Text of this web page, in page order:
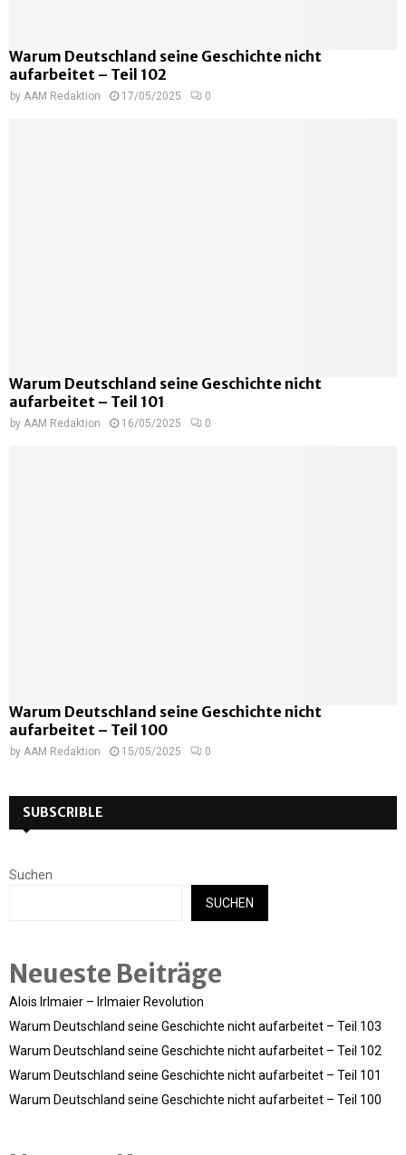
Warum Deutschland seine Geschichte nicht
aufarbeitet – Teil 102
by AAM Redaktion 17/05/2025 0
Warum Deutschland seine Geschichte nicht
aufarbeitet – Teil 101
by AAM Redaktion 16/05/2025 0
Warum Deutschland seine Geschichte nicht
aufarbeitet – Teil 100
by AAM Redaktion 15/05/2025 0
SUBSCRIBLE
Suchen
SUCHEN
Neueste Beiträge
Alois Irlmaier – Irlmaier Revolution
Warum Deutschland seine Geschichte nicht aufarbeitet – Teil 103
Warum Deutschland seine Geschichte nicht aufarbeitet – Teil 102
Warum Deutschland seine Geschichte nicht aufarbeitet – Teil 101
Warum Deutschland seine Geschichte nicht aufarbeitet – Teil 100